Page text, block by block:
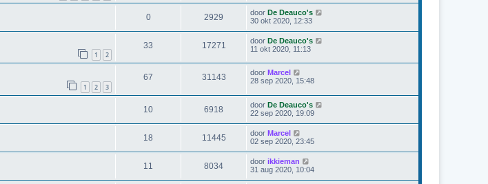
0 2929 door De Deauco's
30 okt 2020, 12:33
1 2
33 17271 door De Deauco's
11 okt 2020, 11:13
1 2 3
67 31143 door Marcel
28 sep 2020, 15:48
10 6918 door De Deauco's
22 sep 2020, 19:09
18 11445 door Marcel
02 sep 2020, 23:45
11 8034 door ikkieman
31 aug 2020, 10:04